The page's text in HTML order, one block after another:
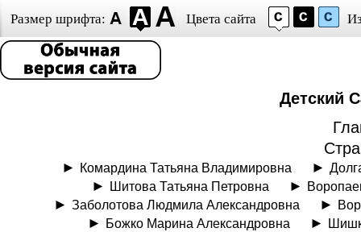
Размер шрифта: Цвета сайта
Детский
Комардина Татьяна Владимировна
Шитова Татьяна Петровна
Заболотова Людмила Александровна
Божко Марина Александровна